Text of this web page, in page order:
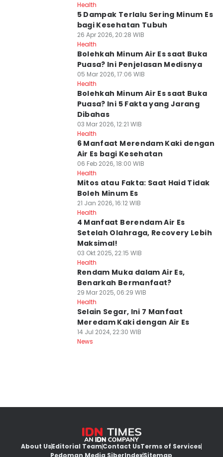
Health
5 Dampak Terlalu Sering Minum Es
bagi Kesehatan Tubuh
26 Apr 2026, 20:28 WIB
Health
Bolehkah Minum Air Es saat Buka
Puasa? Ini Penjelasan Medisnya
05 Mar 2026, 17:06 WIB
Health
Bolehkah Minum Air Es saat Buka
Puasa? Ini 5 Fakta yang Jarang
Dibahas
03 Mar 2026, 12:21 WIB
Health
6 Manfaat Merendam Kaki dengan
Air Es bagi Kesehatan
06 Feb 2026, 18:00 WIB
Health
Mitos atau Fakta: Saat Haid Tidak
Boleh Minum Es
21 Jan 2026, 16:12 WIB
Health
4 Manfaat Berendam Air Es
Setelah Olahraga, Recovery Lebih
Maksimal!
03 Okt 2025, 22:15 WIB
Health
Rendam Muka dalam Air Es,
Benarkah Bermanfaat?
29 Mar 2025, 06:29 WIB
Health
Selain Segar, Ini 7 Manfaat
Meredam Kaki dengan Air Es
14 Jul 2024, 22:30 WIB
News
About UsEditorial TeamContact UsTerms of Services
Pedoman Media SiberIndexSitemap